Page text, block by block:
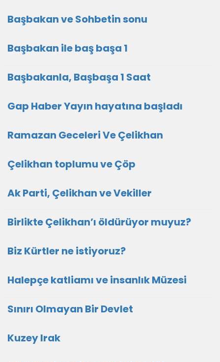
Başbakan ve Sohbetin sonu
Başbakan ile baş başa 1
Başbakanla, Başbaşa 1 Saat
Gap Haber Yayın hayatına başladı
Ramazan Geceleri Ve Çelikhan
Çelikhan toplumu ve Çöp
Ak Parti, Çelikhan ve Vekiller
Birlikte Çelikhan’ı öldürüyor muyuz?
Biz Kürtler ne istiyoruz?
Halepçe katliamı ve insanlık Müzesi
Sınırı Olmayan Bir Devlet
Kuzey Irak